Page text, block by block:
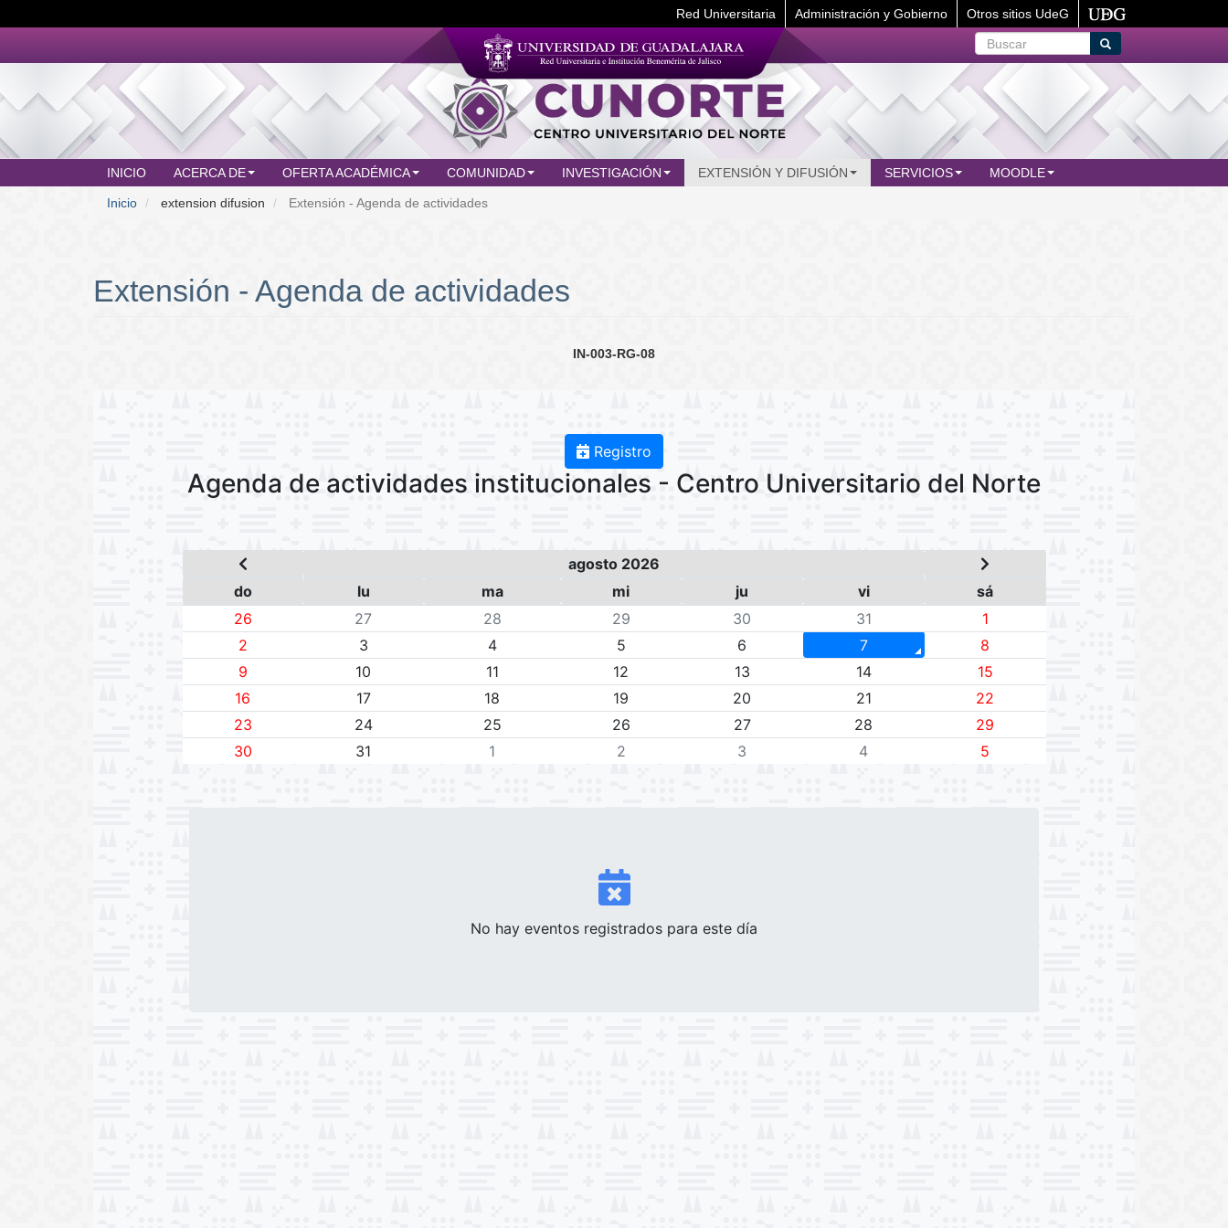
al
principal
Red Universitaria Administración y Gobierno
Otros sitios UdeG
Buscar
Buscar
MAIN
MENU
INICIO ACERCA DE OFERTA ACADÉMICA COMUNIDAD INVESTIGACIÓN EXTENSIÓN Y DIFUSIÓN SERVICIOS MOODLE
Inicio extension difusion Extensión - Agenda de actividades
Extensión - Agenda de actividades
IN-003-RG-08